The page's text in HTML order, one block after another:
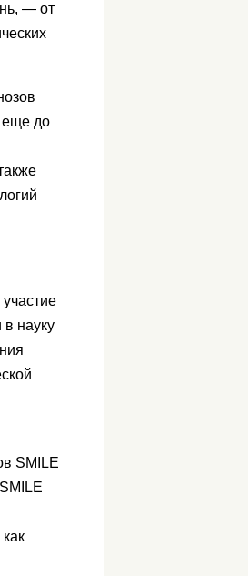
— от
еще до
в науку
SMILE